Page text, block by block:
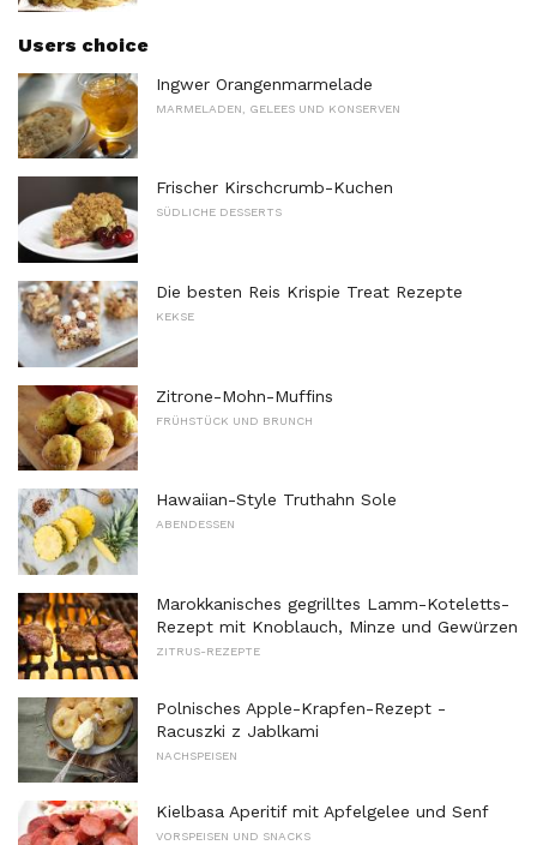
Users choice
Ingwer Orangenmarmelade
MARMELADEN, GELEES UND KONSERVEN
Frischer Kirschcrumb-Kuchen
SÜDLICHE DESSERTS
Die besten Reis Krispie Treat Rezepte
KEKSE
Zitrone-Mohn-Muffins
FRÜHSTÜCK UND BRUNCH
Hawaiian-Style Truthahn Sole
ABENDESSEN
Marokkanisches gegrilltes Lamm-Koteletts-
Rezept mit Knoblauch, Minze und Gewürzen
ZITRUS-REZEPTE
Polnisches Apple-Krapfen-Rezept -
Racuszki z Jablkami
NACHSPEISEN
Kielbasa Aperitif mit Apfelgelee und Senf
VORSPEISEN UND SNACKS